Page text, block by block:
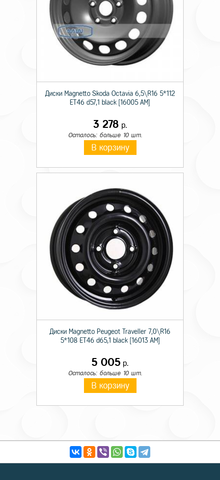
Диски Magnetto Skoda Octavia 6,5\R16 5*112
ET46 d57,1 black [16005 AM]
3 278 р.
Осталось: больше 10 шт.
В корзину
Диски Magnetto Peugeot Traveller 7,0\R16
5*108 ET46 d65,1 black [16013 AM]
5 005 р.
Осталось: больше 10 шт.
В корзину